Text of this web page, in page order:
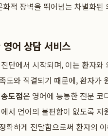
적 장벽을 뛰어넘는 차별화
어 상담 서비스
단에서 시작되며, 이는 환자
도와 직결되기 때문에, 환자가
도점은 영어에 능통한 전문 코
서 언어의 불편함이 없도록
확하게 전달함으로써 환자의